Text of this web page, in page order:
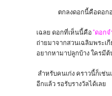
ตกลงดอกนี้คือดอก
เฉลย ดอกที่เห็นนี้คือ "ดอกจ
ถ่ายมาจากสวนเฉลิมพระเ
อยากหามาปลูกบ้าง ใครมี
สำหรับคนเก่ง คราวนี้ก็เช่น
อีกแล้ว รอรับรางวัลได้เลย